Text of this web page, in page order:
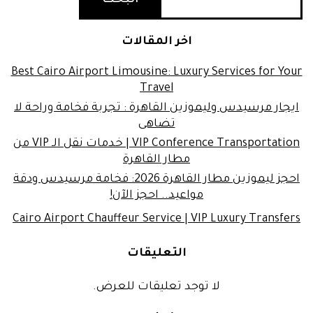
اخر المقالات
Best Cairo Airport Limousine: Luxury Services for Your
Travel
ايجار مرسيدس وليموزين القاهرة : تجربة فخامة وراحة لا
تضاهى
VIP Conference Transportation | خدمات نقل الـ VIP من
مطار القاهرة
احجز ليموزين مطار القاهرة 2026: فخامة مرسيدس ودقة
مواعيد.. احجز الآن!
Cairo Airport Chauffeur Service | VIP Luxury Transfers
التعليقات
لا توجد تعليقات للعرض.